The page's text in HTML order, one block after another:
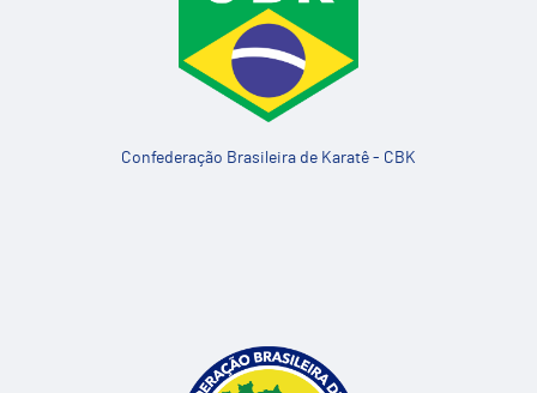
Confederação Brasileira de Karatê - CBK